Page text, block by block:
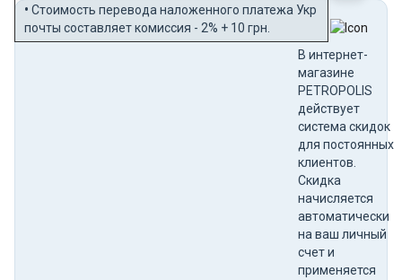
• Стоимость перевода наложенного платежа Укр
почты составляет комиссия - 2% + 10 грн.
В интернет-
магазине
PETROPOLIS
действует
система скидок
для постоянных
клиентов.
Скидка
начисляется
автоматически
на ваш личный
счет и
применяется